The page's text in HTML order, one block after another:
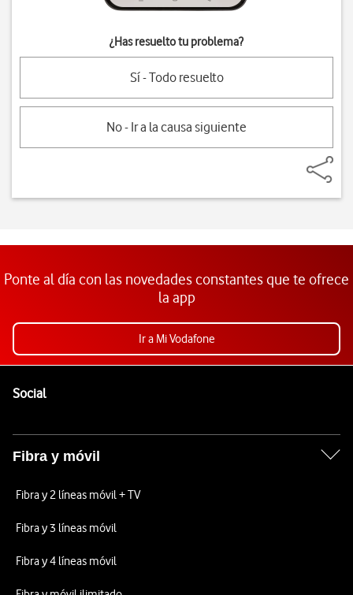
¿Has resuelto tu problema?
Sí - Todo resuelto
No - Ir a la causa siguiente
Ponte al día con las novedades constantes que te ofrece
la app
Ir a Mi Vodafone
SocialEnlaces a las redes sociales de Vodafone
Fibra y móvil
Fibra y 2 líneas móvil + TV
Fibra y 3 líneas móvil
Fibra y 4 líneas móvil